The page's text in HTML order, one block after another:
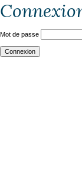
Mot de passe